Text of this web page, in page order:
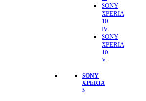
SONY
XPERIA
10
IV
SONY
XPERIA
10
V
SONY
XPERIA
5